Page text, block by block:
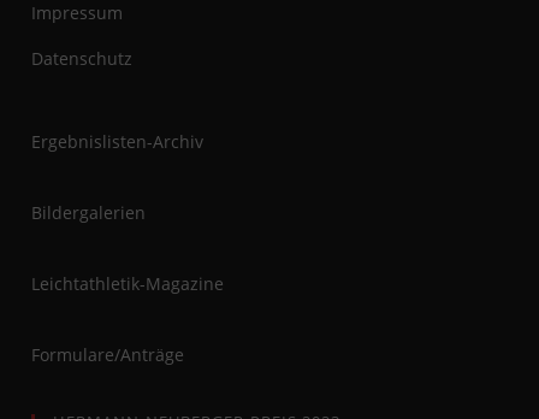
Impressum
Datenschutz
Ergebnislisten-Archiv
Bildergalerien
Leichtathletik-Magazine
Formulare/Anträge